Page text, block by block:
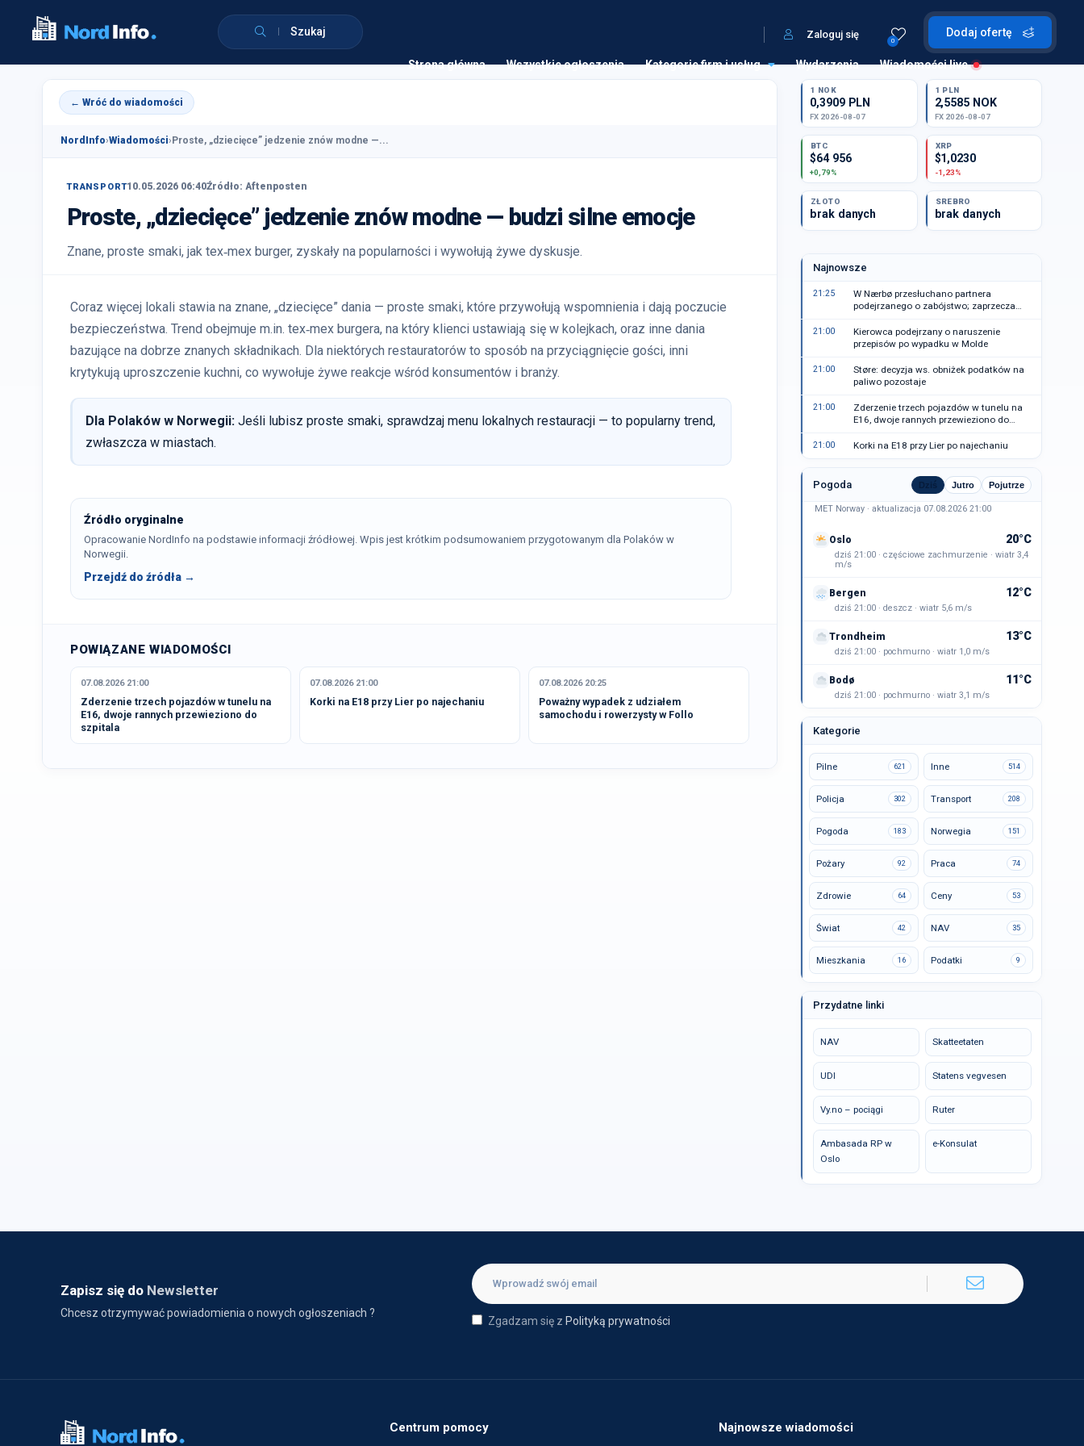
Szukaj Dodaj ofertę
0
Zaloguj się
Strona główna Wszystkie ogłoszenia Kategorie firm i usług Wydarzenia Wiadomości live
← Wróć do wiadomości
NordInfo›Wiadomości› Proste, „dziecięce” jedzenie znów modne —...
TRANSPORT10.05.2026 06:40Źródło: Aftenposten
Proste, „dziecięce” jedzenie znów modne — budzi silne emocje
Znane, proste smaki, jak tex‑mex burger, zyskały na popularności i wywołują żywe dyskusje.
Coraz więcej lokali stawia na znane, „dziecięce” dania — proste smaki, które przywołują wspomnienia i dają poczucie
bezpieczeństwa. Trend obejmuje m.in. tex‑mex burgera, na który klienci ustawiają się w kolejkach, oraz inne dania
bazujące na dobrze znanych składnikach. Dla niektórych restauratorów to sposób na przyciągnięcie gości, inni
krytykują uproszczenie kuchni, co wywołuje żywe reakcje wśród konsumentów i branży.
Dla Polaków w Norwegii: Jeśli lubisz proste smaki, sprawdzaj menu lokalnych restauracji — to popularny trend,
zwłaszcza w miastach.
Źródło oryginalne
Opracowanie NordInfo na podstawie informacji źródłowej. Wpis jest krótkim podsumowaniem przygotowanym dla Polaków w
Norwegii.
Przejdź do źródła →
POWIĄZANE WIADOMOŚCI
07.08.2026 21:00
Zderzenie trzech pojazdów w tunelu na
E16, dwoje rannych przewieziono do
szpitala
07.08.2026 21:00
Korki na E18 przy Lier po najechaniu
07.08.2026 20:25
Poważny wypadek z udziałem
samochodu i rowerzysty w Follo
1 NOK
0,3909 PLN
FX 2026-08-07
1 PLN
2,5585 NOK
FX 2026-08-07
BTC
$64 956
+0,79%
XRP
$1,0230
-1,23%
ZŁOTO
brak danych
SREBRO
brak danych
Najnowsze
21:25
W Nærbø przesłuchano partnera
podejrzanego o zabójstwo; zaprzecza
21:00
Kierowca podejrzany o naruszenie
przepisów po wypadku w Molde
21:00
Støre: decyzja ws. obniżek podatków na
paliwo pozostaje
21:00
Zderzenie trzech pojazdów w tunelu na
E16, dwoje rannych przewieziono do
21:00 Korki na E18 przy Lier po najechaniu
Pogoda Dziś Jutro Pojutrze
MET Norway · aktualizacja 07.08.2026 21:00
Oslo 20°C
dziś 21:00 · częściowe zachmurzenie · wiatr 3,4
m/s
Bergen 12°C
dziś 21:00 · deszcz · wiatr 5,6 m/s
Trondheim 13°C
dziś 21:00 · pochmurno · wiatr 1,0 m/s
Bodø 11°C
dziś 21:00 · pochmurno · wiatr 3,1 m/s
Kategorie
Pilne 621 Inne 514
Policja 302 Transport 208
Pogoda 183 Norwegia 151
Pożary 92 Praca 74
Zdrowie 64 Ceny 53
Świat 42 NAV 35
Mieszkania 16 Podatki 9
Przydatne linki
NAV Skatteetaten
UDI Statens vegvesen
Vy.no – pociągi Ruter
Ambasada RP w
Oslo
e-Konsulat
Zapisz się do Newsletter
Chcesz otrzymywać powiadomienia o nowych ogłoszeniach ?
Zgadzam się z Polityką prywatności
Centrum pomocy Najnowsze wiadomości